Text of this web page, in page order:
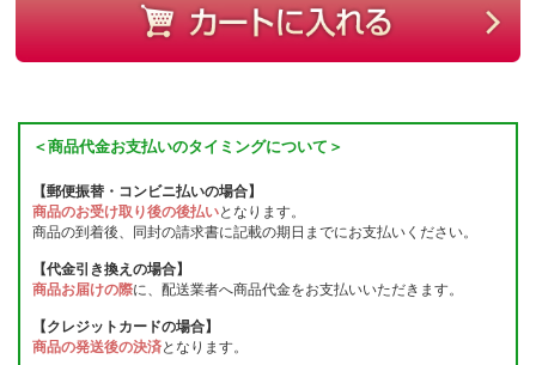
＜商品代金お支払いのタイミングについて＞
【郵便振替・コンビニ払いの場合】
商品のお受け取り後の後払いとなります。
商品の到着後、同封の請求書に記載の期日までにお支払いください。
【代金引き換えの場合】
商品お届けの際に、配送業者へ商品代金をお支払いいただきます。
【クレジットカードの場合】
商品の発送後の決済となります。